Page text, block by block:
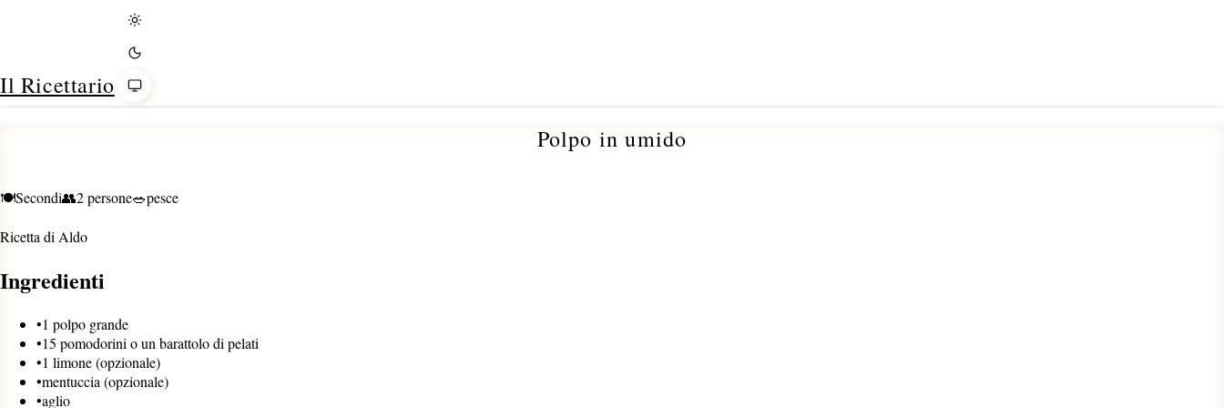
Il Ricettario
Tema
Polpo in umido
🍽️Secondi👥2 persone🥗pesce
Ricetta di Aldo
Ingredienti
•1 polpo grande
•15 pomodorini o un barattolo di pelati
•1 limone (opzionale)
•mentuccia (opzionale)
•aglio